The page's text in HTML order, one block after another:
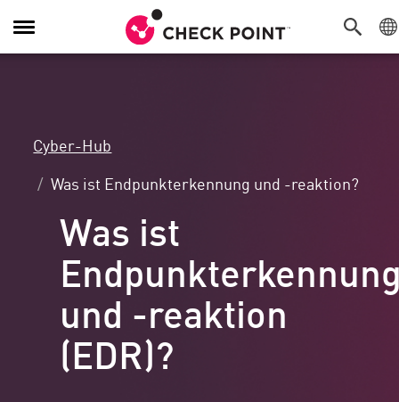
Navigation
umschalten
Cyber-Hub
Was ist Endpunkterkennung und -reaktion?
Was ist
und -reaktion
(EDR)?